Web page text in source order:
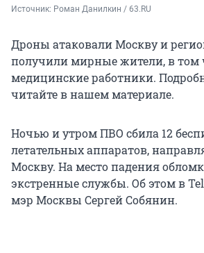
Источник: Роман Данилкин / 63.RU
Дроны атаковали Москву и
получили мирные жители, в том
медицинские работники.
читайте в нашем материале.
Ночью и утром ПВО сбила 12
летательных аппаратов,
Москву. На место падения
экстренные службы. Об этом в
мэр Москвы Сергей Собянин.